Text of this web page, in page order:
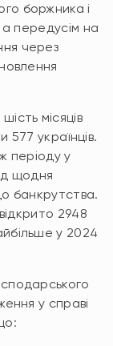
боржника і
а передусім на
через
місяців
577 українців.
періоду у
щодня
банкрутства.
2948
у 2024
у справі